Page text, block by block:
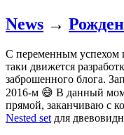
News →
С переменным успехом
таки движется
заброшенного блога.
2016-м 😅 В данный
прямой, заканчиваю с
Nested set для